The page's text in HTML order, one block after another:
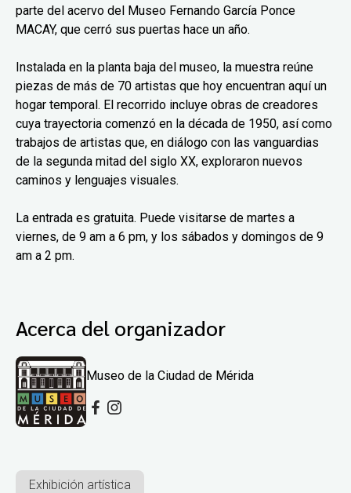
parte del acervo del Museo Fernando García Ponce
MACAY, que cerró sus puertas hace un año.
Instalada en la planta baja del museo, la muestra reúne
piezas de más de 70 artistas que hoy encuentran aquí un
hogar temporal. El recorrido incluye obras de creadores
cuya trayectoria comenzó en la década de 1950, así como
trabajos de artistas que, en diálogo con las vanguardias
de la segunda mitad del siglo XX, exploraron nuevos
caminos y lenguajes visuales.
La entrada es gratuita. Puede visitarse de martes a
viernes, de 9 am a 6 pm, y los sábados y domingos de 9
am a 2 pm.
Acerca del organizador
Museo de la Ciudad de Mérida
Exhibición artística